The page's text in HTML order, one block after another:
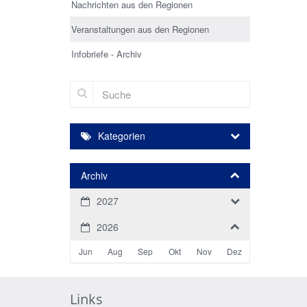
Nachrichten aus den Regionen
Veranstaltungen aus den Regionen
Infobriefe - Archiv
Suche
Kategorien
Archiv
2027
2026
Jun Aug Sep Okt Nov Dez
Links